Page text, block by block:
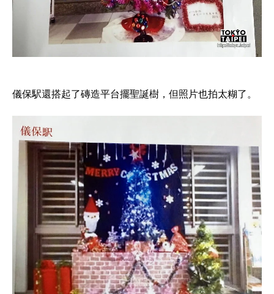
儀保駅還搭起了磚造平台擺聖誕樹，但照片也拍太糊了。